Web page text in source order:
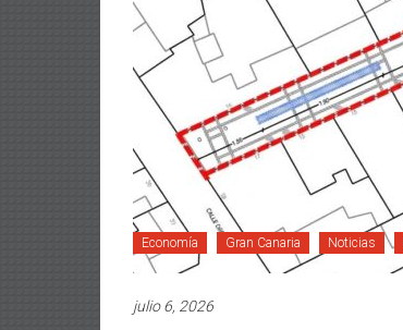
Economía Gran Canaria Noticias
julio 6, 2026